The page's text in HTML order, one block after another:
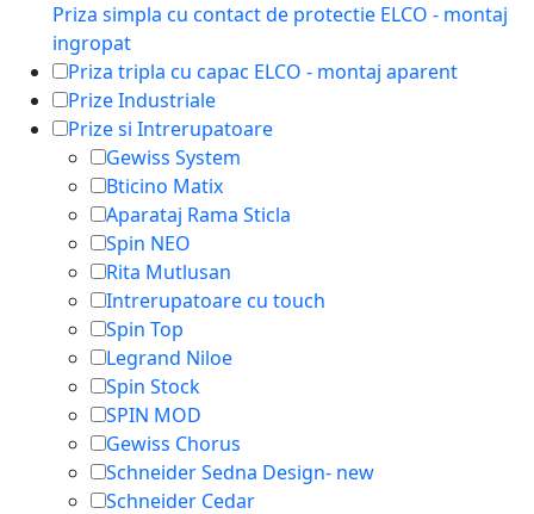
Priza simpla cu contact de protectie ELCO - montaj
ingropat
Priza tripla cu capac ELCO - montaj aparent
Prize Industriale
Prize si Intrerupatoare
Gewiss System
Bticino Matix
Aparataj Rama Sticla
Spin NEO
Rita Mutlusan
Intrerupatoare cu touch
Spin Top
Legrand Niloe
Spin Stock
SPIN MOD
Gewiss Chorus
Schneider Sedna Design- new
Schneider Cedar